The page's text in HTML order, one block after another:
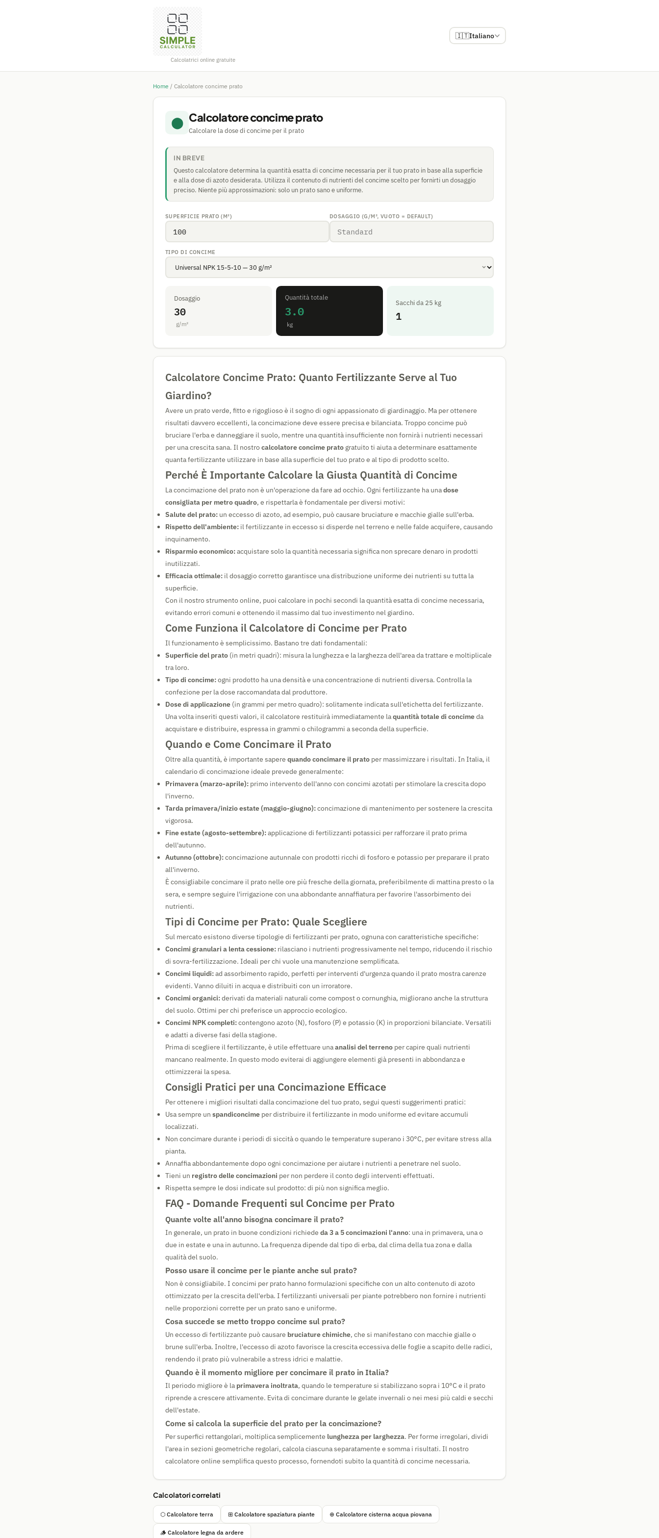
Calcolatrici online gratuite
🇮🇹Italiano
Home / Calcolatore concime prato
⬤ Calcolatore concime prato
Calcolare la dose di concime per il prato
IN BREVE
Questo calcolatore determina la quantità esatta di concime necessaria per il tuo prato in base alla superficie
e alla dose di azoto desiderata. Utilizza il contenuto di nutrienti del concime scelto per fornirti un dosaggio
preciso. Niente più approssimazioni: solo un prato sano e uniforme.
SUPERFICIE PRATO (M²) DOSAGGIO (G/M², VUOTO = DEFAULT)
TIPO DI CONCIME
Dosaggio
30
g/m²
Quantità totale
3.0
kg
Sacchi da 25 kg
1
Calcolatore Concime Prato: Quanto Fertilizzante Serve al Tuo
Giardino?
Avere un prato verde, fitto e rigoglioso è il sogno di ogni appassionato di giardinaggio. Ma per ottenere
risultati davvero eccellenti, la concimazione deve essere precisa e bilanciata. Troppo concime può
bruciare l'erba e danneggiare il suolo, mentre una quantità insufficiente non fornirà i nutrienti necessari
per una crescita sana. Il nostrocalcolatore concime prato gratuito ti aiuta a determinare esattamente
quanta fertilizzante utilizzare in base alla superficie del tuo prato e al tipo di prodotto scelto.
Perché È Importante Calcolare la Giusta Quantità di Concime
La concimazione del prato non è un'operazione da fare ad occhio. Ogni fertilizzante ha unadose
consigliata per metro quadro, e rispettarla è fondamentale per diversi motivi:
Salute del prato: un eccesso di azoto, ad esempio, può causare bruciature e macchie gialle sull'erba.
Rispetto dell'ambiente: il fertilizzante in eccesso si disperde nel terreno e nelle falde acquifere, causando
inquinamento.
Risparmio economico:acquistare solo la quantità necessaria significa non sprecare denaro in prodotti
inutilizzati.
Efficacia ottimale: il dosaggio corretto garantisce una distribuzione uniforme dei nutrienti su tutta la
superficie.
Con il nostro strumento online, puoi calcolare in pochi secondi la quantità esatta di concime necessaria,
evitando errori comuni e ottenendo il massimo dal tuo investimento nel giardino.
Come Funziona il Calcolatore di Concime per Prato
Il funzionamento è semplicissimo. Bastano tre dati fondamentali:
Superficie del prato (in metri quadri): misura la lunghezza e la larghezza dell'area da trattare e moltiplicale
tra loro.
Tipo di concime:ogni prodotto ha una densità e una concentrazione di nutrienti diversa. Controlla la
confezione per la dose raccomandata dal produttore.
Dose di applicazione (in grammi per metro quadro): solitamente indicata sull'etichetta del fertilizzante.
Una volta inseriti questi valori, il calcolatore restituirà immediatamente laquantità totale di concimeda
acquistare e distribuire, espressa in grammi o chilogrammi a seconda della superficie.
Quando e Come Concimare il Prato
Oltre alla quantità, è importante sapere quando concimare il prato per massimizzare i risultati. In Italia, il
calendario di concimazione ideale prevede generalmente:
Primavera (marzo-aprile): primo intervento dell'anno con concimi azotati per stimolare la crescita dopo
l'inverno.
Tarda primavera/inizio estate (maggio-giugno):concimazione di mantenimento per sostenere la crescita
vigorosa.
Fine estate (agosto-settembre):applicazione di fertilizzanti potassici per rafforzare il prato prima
dell'autunno.
Autunno (ottobre):concimazione autunnale con prodotti ricchi di fosforo e potassio per preparare il prato
all'inverno.
È consigliabile concimare il prato nelle ore più fresche della giornata, preferibilmente di mattina presto o la
sera, e sempre seguire l'irrigazione con una abbondante annaffiatura per favorire l'assorbimento dei
nutrienti.
Tipi di Concime per Prato: Quale Scegliere
Sul mercato esistono diverse tipologie di fertilizzanti per prato, ognuna con caratteristiche specifiche:
Concimi granulari a lenta cessione: rilasciano i nutrienti progressivamente nel tempo, riducendo il rischio
di sovra-fertilizzazione. Ideali per chi vuole una manutenzione semplificata.
Concimi liquidi:ad assorbimento rapido, perfetti per interventi d'urgenza quando il prato mostra carenze
evidenti. Vanno diluiti in acqua e distribuiti con un irroratore.
Concimi organici:derivati da materiali naturali come compost o cornunghia, migliorano anche la struttura
del suolo. Ottimi per chi preferisce un approccio ecologico.
Concimi NPK completi:contengono azoto (N), fosforo (P) e potassio (K) in proporzioni bilanciate. Versatili
e adatti a diverse fasi della stagione.
Prima di scegliere il fertilizzante, è utile effettuare unaanalisi del terreno per capire quali nutrienti
mancano realmente. In questo modo eviterai di aggiungere elementi già presenti in abbondanza e
ottimizzerai la spesa.
Consigli Pratici per una Concimazione Efficace
Per ottenere i migliori risultati dalla concimazione del tuo prato, segui questi suggerimenti pratici:
Usa sempre un spandiconcime per distribuire il fertilizzante in modo uniforme ed evitare accumuli
localizzati.
Non concimare durante i periodi di siccità o quando le temperature superano i 30°C, per evitare stress alla
pianta.
Annaffia abbondantemente dopo ogni concimazione per aiutare i nutrienti a penetrare nel suolo.
Tieni un registro delle concimazioni per non perdere il conto degli interventi effettuati.
Rispetta sempre le dosi indicate sul prodotto: di più non significa meglio.
FAQ - Domande Frequenti sul Concime per Prato
Quante volte all'anno bisogna concimare il prato?
In generale, un prato in buone condizioni richiede da 3 a 5 concimazioni l'anno: una in primavera, una o
due in estate e una in autunno. La frequenza dipende dal tipo di erba, dal clima della tua zona e dalla
qualità del suolo.
Posso usare il concime per le piante anche sul prato?
Non è consigliabile. I concimi per prato hanno formulazioni specifiche con un alto contenuto di azoto
ottimizzato per la crescita dell'erba. I fertilizzanti universali per piante potrebbero non fornire i nutrienti
nelle proporzioni corrette per un prato sano e uniforme.
Cosa succede se metto troppo concime sul prato?
Un eccesso di fertilizzante può causare bruciature chimiche, che si manifestano con macchie gialle o
brune sull'erba. Inoltre, l'eccesso di azoto favorisce la crescita eccessiva delle foglie a scapito delle radici,
rendendo il prato più vulnerabile a stress idrici e malattie.
Quando è il momento migliore per concimare il prato in Italia?
Il periodo migliore è la primavera inoltrata, quando le temperature si stabilizzano sopra i 10°C e il prato
riprende a crescere attivamente. Evita di concimare durante le gelate invernali o nei mesi più caldi e secchi
dell'estate.
Come si calcola la superficie del prato per la concimazione?
Per superfici rettangolari, moltiplica semplicemente lunghezza per larghezza. Per forme irregolari, dividi
l'area in sezioni geometriche regolari, calcola ciascuna separatamente e somma i risultati. Il nostro
calcolatore online semplifica questo processo, fornendoti subito la quantità di concime necessaria.
Calcolatori correlati
⬡ Calcolatore terra ⊞ Calcolatore spaziatura piante ⊕ Calcolatore cisterna acqua piovana
🪵 Calcolatore legna da ardere